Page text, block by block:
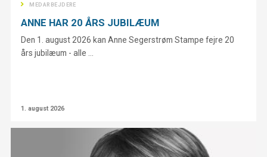
MEDARBEJDERE
ANNE HAR 20 ÅRS JUBILÆUM
Den 1. august 2026 kan Anne Segerstrøm Stampe fejre 20
års jubilæum - alle ...
1. august 2026